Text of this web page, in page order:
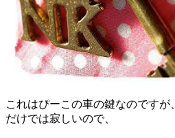
これはぴーこの車の鍵なのです
だけでは寂しいので、